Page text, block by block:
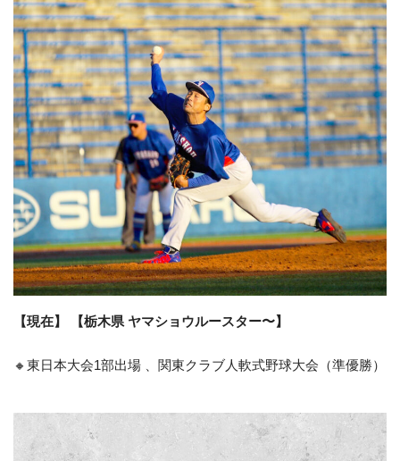
【現在】 【栃木県 ヤマショウルースター〜】
🔸東日本大会1部出場 、関東クラブ人軟式野球大会（準優勝）